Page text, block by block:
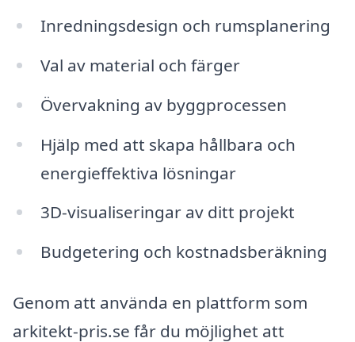
Inredningsdesign och rumsplanering
Val av material och färger
Övervakning av byggprocessen
Hjälp med att skapa hållbara och
energieffektiva lösningar
3D-visualiseringar av ditt projekt
Budgetering och kostnadsberäkning
Genom att använda en plattform som
arkitekt-pris.se får du möjlighet att